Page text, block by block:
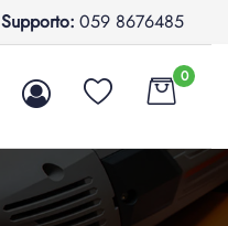
Supporto: 059 8676485
0